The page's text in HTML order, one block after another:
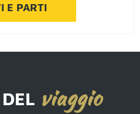
E PARTI
viaggio